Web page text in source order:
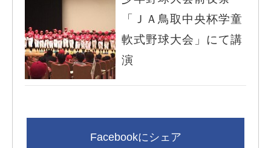
「ＪＡ鳥取中央杯学童
軟式野球大会」にて講
演